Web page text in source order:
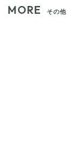
MORE その他